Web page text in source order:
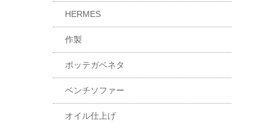
HERMES
作製
ボッテガベネタ
ベンチソファー
オイル仕上げ